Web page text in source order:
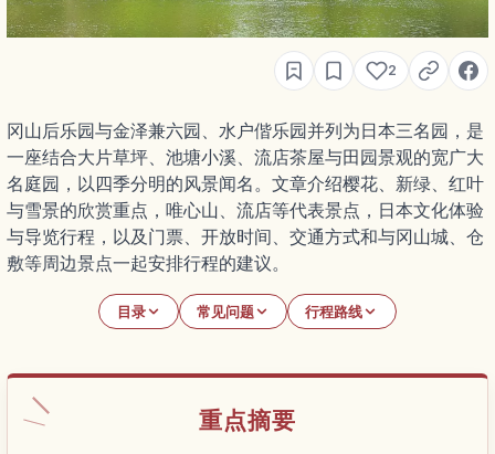
2
冈山后乐园与金泽兼六园、水户偕乐园并列为日本三名园，是
一座结合大片草坪、池塘小溪、流店茶屋与田园景观的宽广大
名庭园，以四季分明的风景闻名。文章介绍樱花、新绿、红叶
与雪景的欣赏重点，唯心山、流店等代表景点，日本文化体验
与导览行程，以及门票、开放时间、交通方式和与冈山城、仓
敷等周边景点一起安排行程的建议。
目录 常见问题 行程路线
重点摘要